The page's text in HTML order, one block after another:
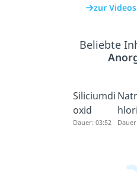
zur
Beliebte
Siliciumdi
oxid
Dauer: 03:52